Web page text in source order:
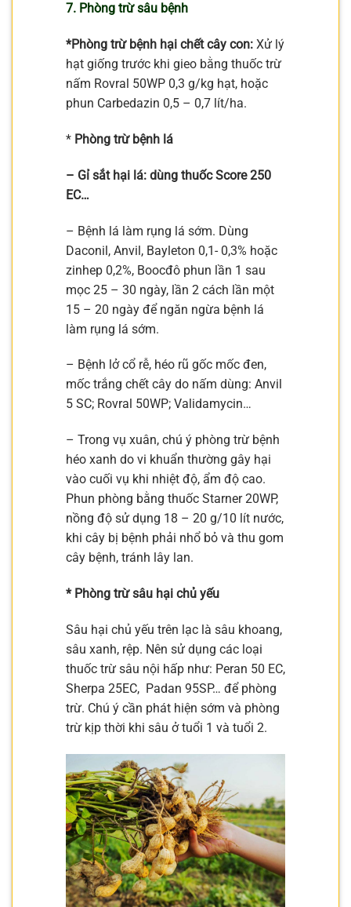
7. Phòng trừ sâu bệnh
*Phòng trừ bệnh hại chết cây con: Xử lý
hạt giống trước khi gieo bằng thuốc trừ
nấm Rovral 50WP 0,3 g/kg hạt, hoặc
phun Carbedazin 0,5 – 0,7 lít/ha.
* Phòng trừ bệnh lá
– Gỉ sắt hại lá: dùng thuốc Score 250
EC…
– Bệnh lá làm rụng lá sớm. Dùng
Daconil, Anvil, Bayleton 0,1- 0,3% hoặc
zinhep 0,2%, Boocđô phun lần 1 sau
mọc 25 – 30 ngày, lần 2 cách lần một
15 – 20 ngày để ngăn ngừa bệnh lá
làm rụng lá sớm.
– Bệnh lở cổ rễ, héo rũ gốc mốc đen,
mốc trắng chết cây do nấm dùng: Anvil
5 SC; Rovral 50WP; Validamycin…
– Trong vụ xuân, chú ý phòng trừ bệnh
héo xanh do vi khuẩn thường gây hại
vào cuối vụ khi nhiệt độ, ẩm độ cao.
Phun phòng bằng thuốc Starner 20WP,
nồng độ sử dụng 18 – 20 g/10 lít nước,
khi cây bị bệnh phải nhổ bỏ và thu gom
cây bệnh, tránh lây lan.
* Phòng trừ sâu hại chủ yếu
Sâu hại chủ yếu trên lạc là sâu khoang,
sâu xanh, rệp. Nên sử dụng các loại
thuốc trừ sâu nội hấp như: Peran 50 EC,
Sherpa 25EC, Padan 95SP… để phòng
trừ. Chú ý cần phát hiện sớm và phòng
trừ kịp thời khi sâu ở tuổi 1 và tuổi 2.